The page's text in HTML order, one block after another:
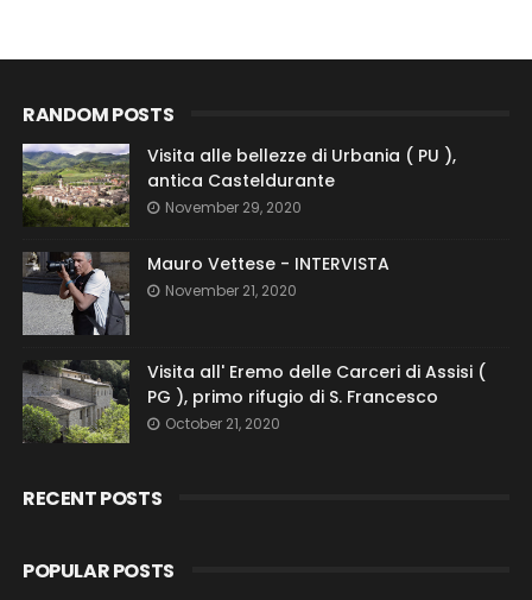
RANDOM POSTS
Visita alle bellezze di Urbania ( PU ),
antica Casteldurante
November 29, 2020
Mauro Vettese - INTERVISTA
November 21, 2020
Visita all' Eremo delle Carceri di Assisi (
PG ), primo rifugio di S. Francesco
October 21, 2020
RECENT POSTS
POPULAR POSTS